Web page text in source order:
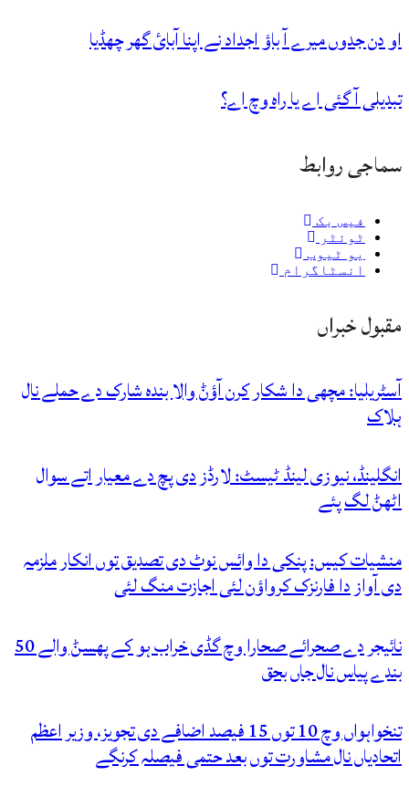
او دن جدوں میرے آ باؤ اجداد نے اپنا آبائ گھر چھڈیا
تبدیلی آ گئی اے یا راہ وچ اے؟
سماجی روابط
فیس بک
ٹوئٹر
یو ٹیوب
انسٹاگرام
مقبول خبراں
آسٹریلیا: مچھی دا شکار کرن آؤݨ والا بندہ شارک دے حملے نال
ہلاک
انگلینڈ، نیوزی لینڈ ٹیسٹ: لارڈز دی پچ دے معیار اتے سوال
اٹھݨ لگ پئے
منشیات کیس: پنکی دا وائس نوٹ دی تصدیق توں انکار ملزمہ
دی آواز دا فارنزک کرواؤن لئی اجازت منگ لئی
نائیجر دے صحرائے صحارا وچ گڈی خراب ہو کے پھسݨ والے 50
بندے پیاس نال جاں بحق
تنخواہواں وچ 10 توں 15 فیصد اضافے دی تجویز، وزیر اعظم
اتحادیاں نال مشاورت توں بعد حتمی فیصلہ کرنگے